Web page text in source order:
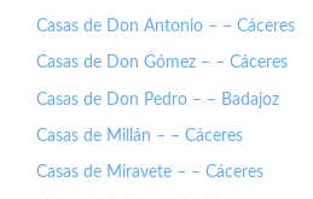
Casas de Don Antonio – – Cáceres
Casas de Don Gómez – – Cáceres
Casas de Don Pedro – – Badajoz
Casas de Millán – – Cáceres
Casas de Miravete – – Cáceres